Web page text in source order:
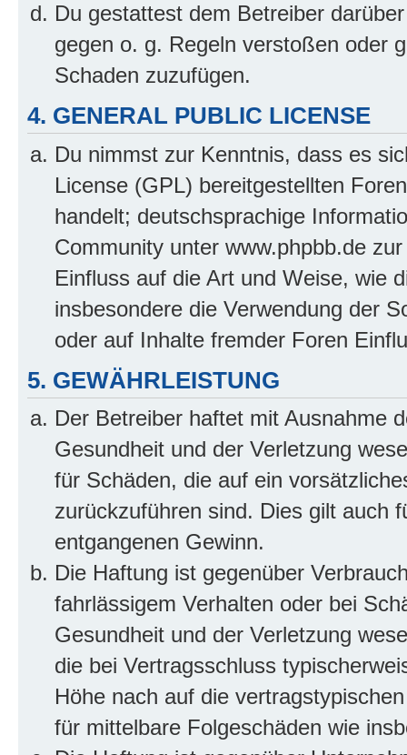
Du gestattest dem Betreiber
gegen o. g. Regeln verstoßen oder
Schaden zuzufügen.
4. GENERAL PUBLIC LICENSE
Du nimmst zur Kenntnis, dass es
License (GPL) bereitgestellten
handelt; deutschsprachige
Community unter www.phpbb.de
Einfluss auf die Art und Weise, wie
insbesondere die Verwendung der
oder auf Inhalte fremder Foren
5. GEWÄHRLEISTUNG
Der Betreiber haftet mit Ausnahme
Gesundheit und der Verletzung
für Schäden, die auf ein
zurückzuführen sind. Dies gilt auch
entgangenen Gewinn.
Die Haftung ist gegenüber
fahrlässigem Verhalten oder bei
Gesundheit und der Verletzung
die bei Vertragsschluss
Höhe nach auf die
für mittelbare Folgeschäden wie